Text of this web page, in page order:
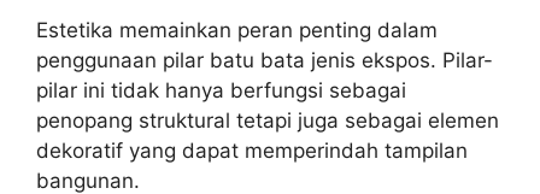
Estetika memainkan peran penting dalam
penggunaan pilar batu bata jenis ekspos. Pilar-
pilar ini tidak hanya berfungsi sebagai
penopang struktural tetapi juga sebagai elemen
dekoratif yang dapat memperindah tampilan
bangunan.